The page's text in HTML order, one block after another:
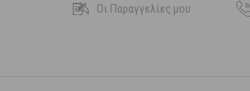
Οι Παραγγελίες μου